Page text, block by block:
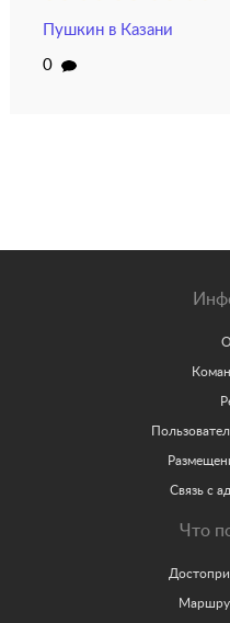
Пушкин в Казани
0
Связь с
Что